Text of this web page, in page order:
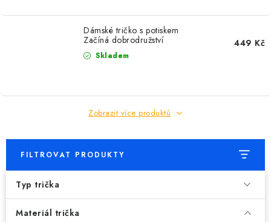
Dámské tričko s potiskem
Začíná dobrodružství
Skladem
449 Kč
Zobrazit více produktů
FILTROVAT PRODUKTY
Typ trička
Materiál trička